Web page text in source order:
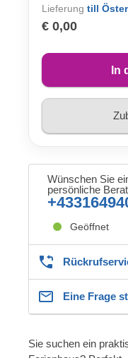
Lieferung till
€ 0,00
In
Wünschen Sie
persönliche
Geöffnet
Eine Frage
Sie suchen ein